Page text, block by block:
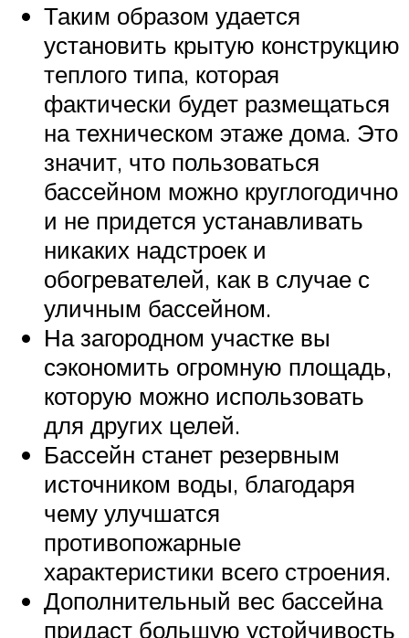
Таким образом удается
установить крытую конструкцию
теплого типа, которая
фактически будет размещаться
на техническом этаже дома. Это
значит, что пользоваться
бассейном можно круглогодично
и не придется устанавливать
никаких надстроек и
обогревателей, как в случае с
уличным бассейном.
На загородном участке вы
сэкономить огромную площадь,
которую можно использовать
для других целей.
Бассейн станет резервным
источником воды, благодаря
чему улучшатся
противопожарные
характеристики всего строения.
Дополнительный вес бассейна
придаст большую устойчивость